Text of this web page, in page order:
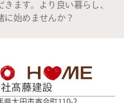
ます。より良い暮らし、
に始めませんか？